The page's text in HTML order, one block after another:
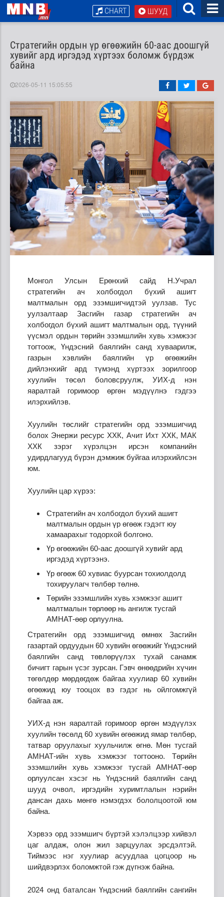
ШУУД
CHART
Стратегийн ордын үр өгөөжийн 60-аас доошгүй
хувийг ард иргэдэд хүртээх боломж бүрдэж
байна
2026-05-11 15:05:55
Монгол Улсын Ерөнхий сайд Н.Учрал
стратегийн ач холбогдол бүхий ашигт
малтмалын орд эзэмшигчидтэй уулзав. Тус
уулзалтаар Засгийн газар стратегийн ач
холбогдол бүхий ашигт малтмалын орд, түүний
үүсмэл ордын төрийн эзэмшлийн хувь хэмжээг
тогтоож, Үндэсний баялгийн санд хуваарилж,
газрын хэвлийн баялгийн үр өгөөжийн
дийлэнхийг ард түмэнд хүртээх зорилгоор
хуулийн төсөл боловсруулж, УИХ-д нэн
яаралтай горимоор өргөн мэдүүлнэ гэдгээ
илэрхийлэв.
Хуулийн төслийг стратегийн орд эзэмшигчид
болох Энержи ресурс ХХК, Ачит Ихт ХХК, МАК
ХХК зэрэг хүрэлцэн ирсэн компанийн
удирдлагууд бүрэн дэмжиж буйгаа илэрхийлсэн
юм.
Хуулийн цар хүрээ:
Стратегийн ач холбогдол бүхий ашигт
малтмалын ордын үр өгөөж гэдэгт юу
хамаарахыг тодорхой болгоно.
Үр өгөөжийн 60-аас доошгүй хувийг ард
иргэдэд хүртээнэ.
Үр өгөөж 60 хувиас буурсан тохиолдолд
тохируулагч төлбөр төлнө.
Төрийн эзэмшлийн хувь хэмжээг ашигт
малтмалын төрлөөр нь ангилж тусгай
АМНАТ-өөр орлуулна.
Стратегийн орд эзэмшигчид өмнөх Засгийн
газартай ордуудын 60 хувийн өгөөжийг Үндэсний
баялгийн санд төвлөрүүлэх тухай санамж
бичигт гарын үсэг зурсан. Гэвч өнөөдрийн хүчин
төгөлдөр мөрдөгдөж байгаа хуулиар 60 хувийн
өгөөжид юу тооцох вэ гэдэг нь ойлгомжгүй
байгаа аж.
УИХ-д нэн яаралтай горимоор өргөн мэдүүлэх
хуулийн төсөлд 60 хувийн өгөөжид ямар төлбөр,
татвар оруулахыг хуульчилж өгнө. Мөн тусгай
АМНАТ-ийн хувь хэмжээг тогтооно. Төрийн
эзэмшлийн хувь хэмжээг тусгай АМНАТ-өөр
орлуулсан хэсэг нь Үндэсний баялгийн санд
шууд очвол, иргэдийн хуримтлалын нэрийн
дансан дахь мөнгө нэмэгдэх бололцоотой юм
байна.
Хэрвээ орд эзэмшигч бүртэй хэлэлцээр хийвэл
цаг алдаж, олон жил зарцуулах эрсдэлтэй.
Тиймээс нэг хуулиар асуудлаа цогцоор нь
шийдвэрлэх боломжтой гэж дүгнэж байна.
2024 онд баталсан Үндэсний баялгийн сангийн